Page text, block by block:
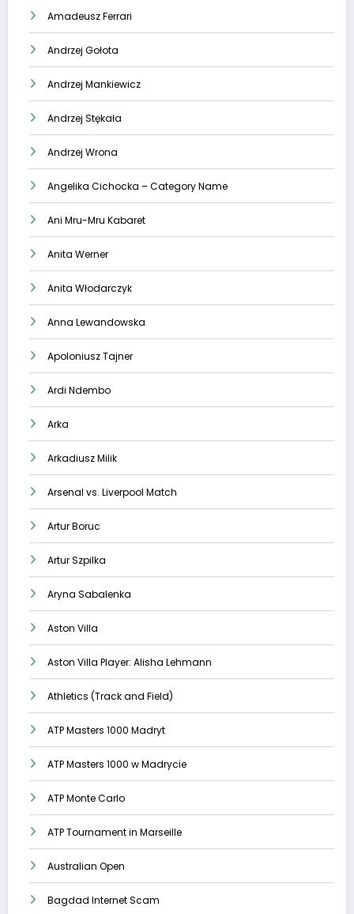
Amadeusz Ferrari
Andrzej Gołota
Andrzej Mankiewicz
Andrzej Stękała
Andrzej Wrona
Angelika Cichocka – Category Name
Ani Mru-Mru Kabaret
Anita Werner
Anita Włodarczyk
Anna Lewandowska
Apoloniusz Tajner
Ardi Ndembo
Arka
Arkadiusz Milik
Arsenal vs. Liverpool Match
Artur Boruc
Artur Szpilka
Aryna Sabalenka
Aston Villa
Aston Villa Player: Alisha Lehmann
Athletics (Track and Field)
ATP Masters 1000 Madryt
ATP Masters 1000 w Madrycie
ATP Monte Carlo
ATP Tournament in Marseille
Australian Open
Bagdad Internet Scam